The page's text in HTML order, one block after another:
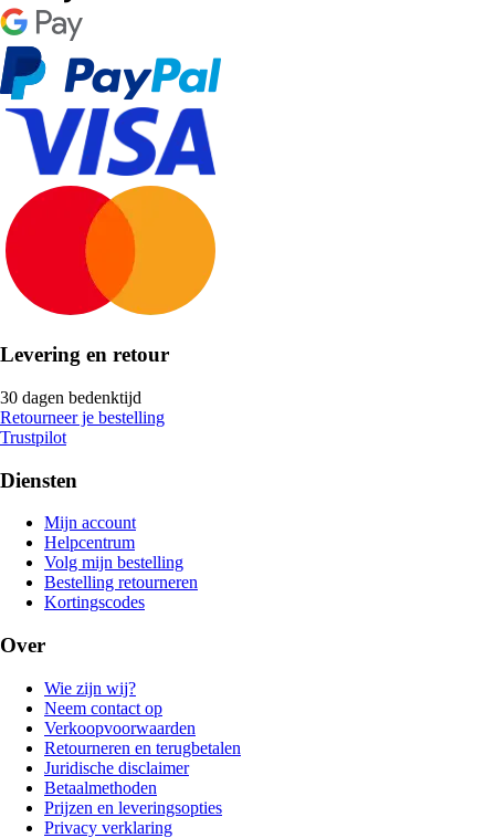
Levering en retour
30 dagen bedenktijd
Retourneer je bestelling
Trustpilot
Diensten
Mijn account
Helpcentrum
Volg mijn bestelling
Bestelling retourneren
Kortingscodes
Over
Wie zijn wij?
Neem contact op
Verkoopvoorwaarden
Retourneren en terugbetalen
Juridische disclaimer
Betaalmethoden
Prijzen en leveringsopties
Privacy verklaring